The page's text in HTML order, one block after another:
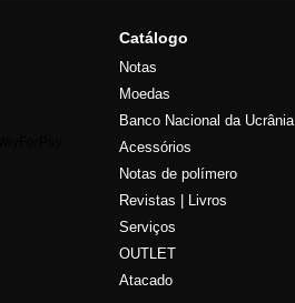
Catálogo
Notas
Moedas
Banco Nacional da Ucrânia
Acessórios
Notas de polímero
Revistas | Livros
Serviços
OUTLET
Atacado